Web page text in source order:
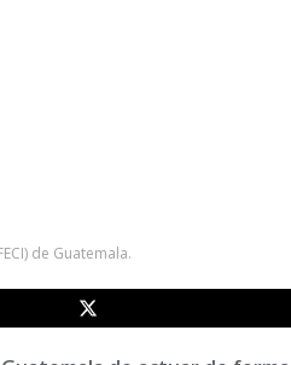
de Guatemala.